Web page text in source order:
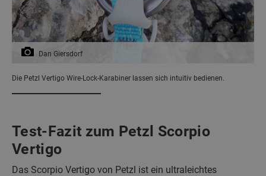
Dan Giersdorf
Die Petzl Vertigo Wire-Lock-Karabiner lassen sich intuitiv bedienen.
Test-Fazit zum Petzl Scorpio
Vertigo
Das Scorpio Vertigo von Petzl ist ein ultraleichtes